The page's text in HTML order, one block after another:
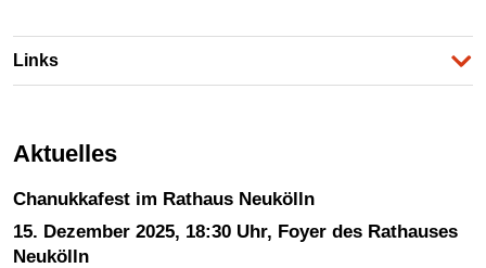
Links
Aktuelles
Chanukkafest im Rathaus Neukölln
15. Dezember 2025, 18:30 Uhr, Foyer des Rathauses
Neukölln